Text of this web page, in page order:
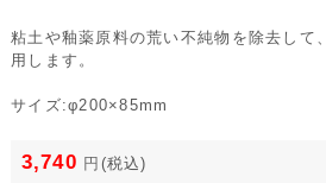
粘土や釉薬原料の荒い不純物を除去して
用します。
サイズ:φ200×85mm
3,740 円 (税込)